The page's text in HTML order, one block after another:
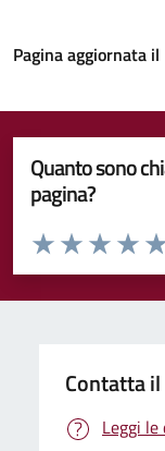
Pagina aggiornata
Quanto sono
pagina?
Valuta da 1 a 5 stelle
Valuta 3
Valuta 2
Valuta 1 stelle su
Contatta
Leggi